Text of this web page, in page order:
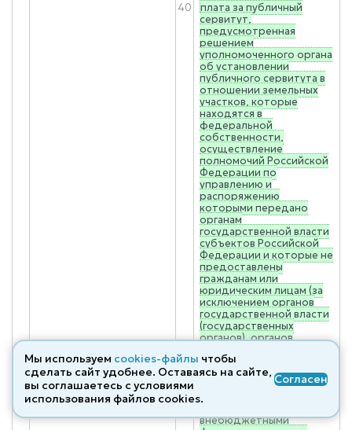
40
плата за публичный
сервитут,
предусмотренная
решением
уполномоченного органа
об установлении
публичного сервитута в
отношении земельных
участков, которые
находятся в
федеральной
собственности,
осуществление
полномочий Российской
Федерации по
управлению и
распоряжению
которыми передано
органам
государственной власти
субъектов Российской
Федерации и которые не
предоставлены
гражданам или
юридическим лицам (за
исключением органов
государственной власти
(государственных
органов), органов
самоуправления
(муниципальных
органов), органов
управления
внебюджетными
Мы используем cookies-файлы чтобы
сделать сайт удобнее. Оставаясь на сайте,
вы соглашаетесь с условиями
использования файлов cооkies.
Согласен